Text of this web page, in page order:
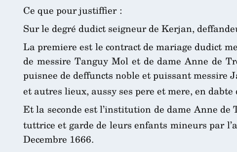
Ce que pour justiffier :
Sur le degré dudict seigneur de Kerjan,
La premiere est le contract de mariage dudict
de messire Tanguy Mol et de dame Anne de
puisnee de deffuncts noble et puissant messire
et autres lieux, aussy ses pere et mere, en dabte
Et la seconde est l’institution de dame Anne
tuttrice et garde de leurs enfants mineurs par
Decembre 1666.